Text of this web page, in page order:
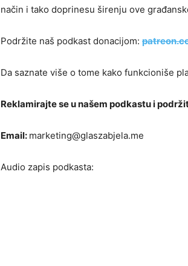
način i tako doprinesu širenju ove
Podržite naš podkast donacijom:
Da saznate više o tome kako funkcioniše
Reklamirajte se u našem podkastu i
Email: marketing@glaszabjela.me
Audio zapis podkasta: